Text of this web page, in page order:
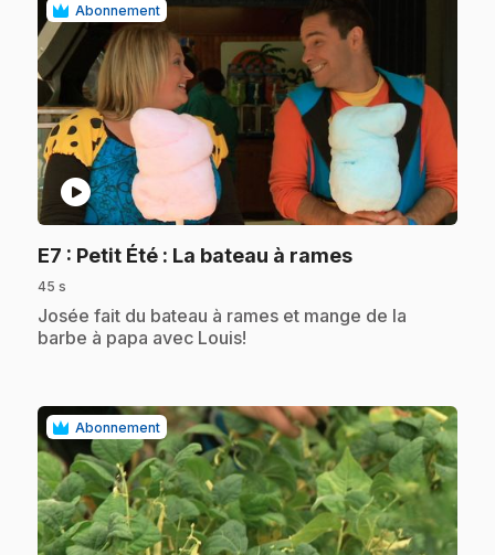
Abonnement
play_circle
E7 : Petit Été : La bateau à rames.
45 s
.Josée fait du bateau à rames et mange de la
barbe à papa avec Louis!
Abonnement